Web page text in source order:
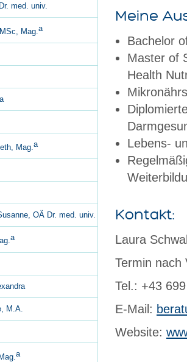
Meine
Bachelor
Master of
Health
Lebens-
Kontakt:
Laura
Termin nach
Tel.: +43
E-Mail:
Website:
med. univ.
Mag. a
Mag.a
OÄ Dr. med. univ.
a
M.A.
a